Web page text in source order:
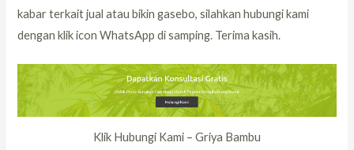
kabar terkait jual atau bikin gasebo, silahkan hubungi kami
dengan klik icon WhatsApp di samping. Terima kasih.
Klik Hubungi Kami – Griya Bambu